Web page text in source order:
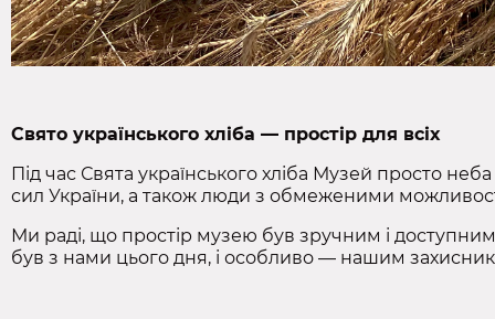
Свято українського хліба — простір для всіх
Під час Свята українського хліба Музей просто
сил України, а також люди з обмеженими
Ми раді, що простір музею був зручним і доступним
був з нами цього дня, і особливо — нашим